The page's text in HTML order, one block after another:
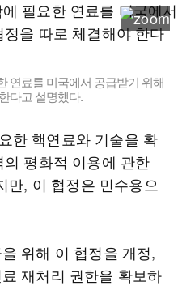
연료를 미국에서 공급받기 위해
다고 설명했다.
한 핵연료와 기술을 확
평화적 이용에 관한
만, 이 협정은 민수용으
위해 이 협정을 개정,
재처리 권한을 확보하